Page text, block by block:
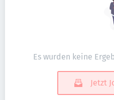
Es wurden keine
Jetzt